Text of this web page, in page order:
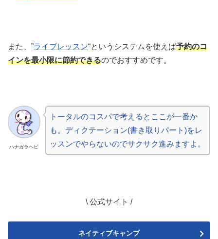
また、”ライブレッスン“というシステムを使えば予約のコ
インを最小限に節約できるのでおすすめです。
ハナガラヘビ
トータルのコスパで考えるとここが一番か
も。ディクテーション(書き取りパート)をレ
ッスンでやらないのでサクサク進みますよ。
\ 公式サイト /
ネイティブキャンプ